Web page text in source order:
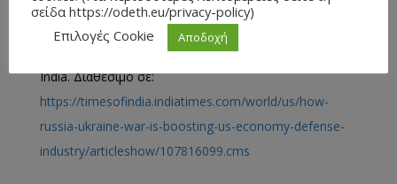
TOI World Desk. (2024). How Russia-Ukraine war is
boosting US economy, defense industry. The Times Of
India. Διαθέσιμο σε:
https://timesofindia.indiatimes.com/world/us/how-
russia-ukraine-war-is-boosting-us-economy-defense-
industry/articleshow/107816099.cms
σείδα https://odeth.eu/privacy-policy)
Επιλογές Cookie
Αποδοχή